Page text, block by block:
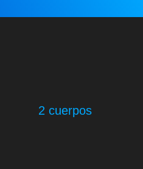
2 cuerpos